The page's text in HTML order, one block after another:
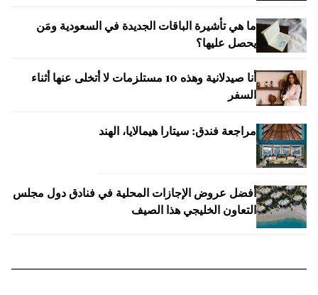
ما هي تأشيرة الباقات الجديدة في السعودية ومَن
يحصل عليها؟
أنا صيدلانية وهذه 10 مستلزمات لا أتخلى عنها أثناء
السفر
مراجعة فندق: سيتارا هيمالايا، الهند
أفضل عروض الإجازات المحلية في فنادق دول مجلس
التعاون الخليجي هذا الصيف